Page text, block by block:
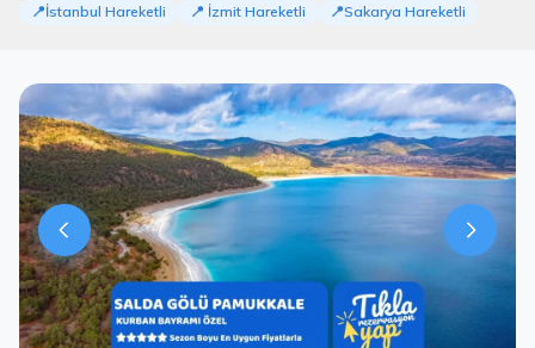
📍İstanbul Hareketli 📍 İzmit Hareketli 📍Sakarya Hareketli